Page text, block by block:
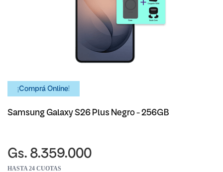
¡Comprá Online!
Samsung Galaxy S26 Plus Negro - 256GB
Gs. 8.359.000
HASTA 24 CUOTAS